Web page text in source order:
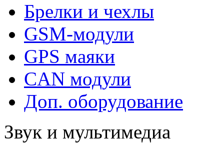
Брелки и чехлы
GSM-модули
GPS маяки
CAN модули
Доп. оборудование
Звук и мультимедиа